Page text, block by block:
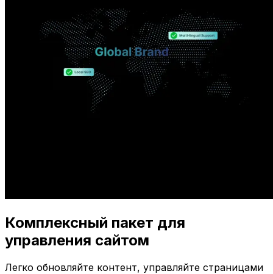
Комплексный пакет для
управления сайтом
Легко обновляйте контент, управляйте страницами